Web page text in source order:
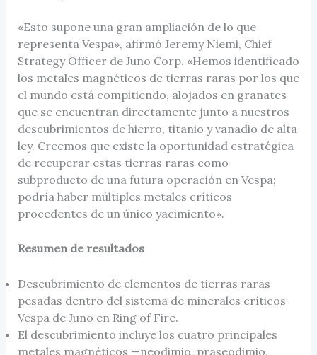
«Esto supone una gran ampliación de lo que
representa Vespa», afirmó Jeremy Niemi, Chief
Strategy Officer de Juno Corp. «Hemos identificado
los metales magnéticos de tierras raras por los que
el mundo está compitiendo, alojados en granates
que se encuentran directamente junto a nuestros
descubrimientos de hierro, titanio y vanadio de alta
ley. Creemos que existe la oportunidad estratégica
de recuperar estas tierras raras como
subproducto de una futura operación en Vespa;
podría haber múltiples metales críticos
procedentes de un único yacimiento».
Resumen de resultados
Descubrimiento de elementos de tierras raras
pesadas dentro del sistema de minerales críticos
Vespa de Juno en Ring of Fire.
El descubrimiento incluye los cuatro principales
metales magnéticos —neodimio, praseodimio,